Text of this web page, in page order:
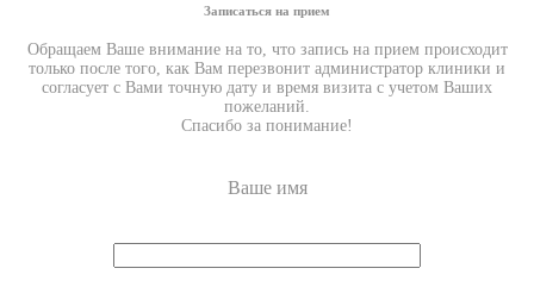
Записаться на прием
Обращаем Ваше внимание на то, что запись на прием происходит
только после того, как Вам перезвонит администратор клиники и
согласует с Вами точную дату и время визита с учетом Ваших
пожеланий.
Спасибо за понимание!
Ваше имя